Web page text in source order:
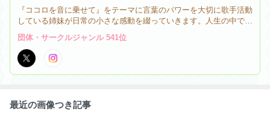
『ココロを音に乗せて』をテーマに言葉のパワーを大切に歌手活動
している姉妹が日常の小さな感動を綴っていきます。人生の中で沢
山のホッコリやキュンを見つけたい♡
団体・サークルジャンル 541位
最近の画像つき記事